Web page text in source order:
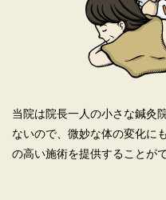
当院は院長一人の小さな鍼灸
ないので、微妙な体の変化に
の高い施術を提供することが